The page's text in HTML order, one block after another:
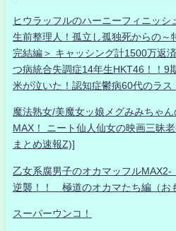
ヒウラッフルのハーニーフィニッシ
生前整理人！孤立し孤独死からの～
完結編＞ キャッシング計1500万返
つ病統合失調症14年生HKT46！！9
米が泣いた！認知症鬱病60代のラス
魔法熟女/美魔女ッ娘メグみみちゃ
MAX！ ニート仙人仙女の映画三昧
まとめ速報Z)]
乙女系腐男子のオカマッフル
逆襲！！ 極道のオカマたち編（お
スーパーウンコ！